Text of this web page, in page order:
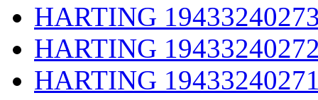
HARTING
HARTING
HARTING